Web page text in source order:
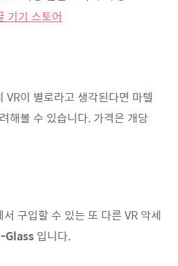
기기 스토어
이 별로라고 생각된다면 마텔
해볼 수 있습니다. 가격은 개당
구입할 수 있는 또 다른 VR 악세
Glass 입니다.